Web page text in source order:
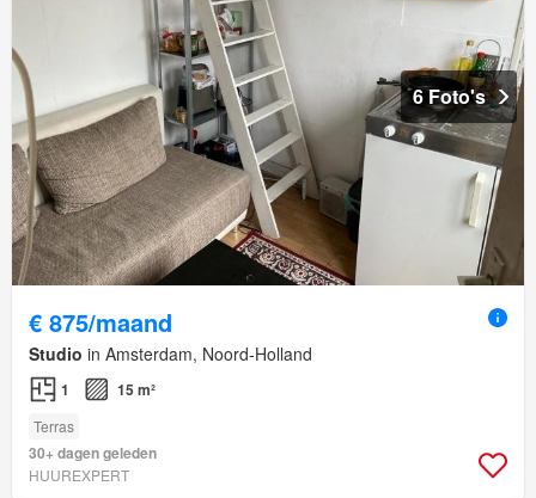
6 Foto's
€ 875/maand
Studio in Amsterdam, Noord-Holland
1 15 m²
Terras
30+ dagen geleden
HUUREXPERT